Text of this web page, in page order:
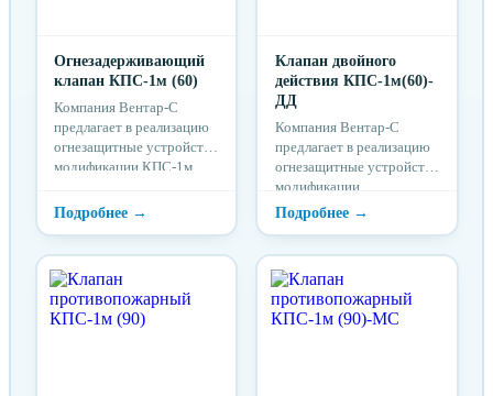
Огнезадерживающий
клапан КПС-1м (60)
Компания Вентар-С
предлагает в реализацию
огнезащитные устройства
модификации КПС-1м
временным пределом
огнестойкости.
Клапан двойного
действия КПС-1м(60)-
ДД
Компания Вентар-С
предлагает в реализацию
огнезащитные устройства
модификации
КПС-1м(60)-ДД
отличающиеся